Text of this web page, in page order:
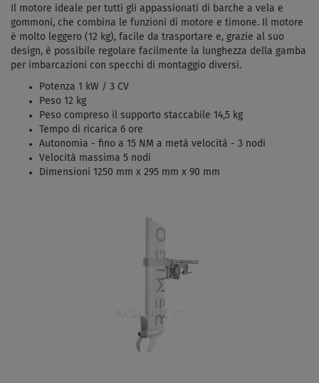
Il motore ideale per tutti gli appassionati di barche a vela e
gommoni, che combina le funzioni di motore e timone. Il motore
è molto leggero (12 kg), facile da trasportare e, grazie al suo
design, è possibile regolare facilmente la lunghezza della gamba
per imbarcazioni con specchi di montaggio diversi.
Potenza 1 kW / 3 CV
Peso 12 kg
Peso compreso il supporto staccabile 14,5 kg
Tempo di ricarica 6 ore
Autonomia - fino a 15 NM a metà velocità - 3 nodi
Velocità massima 5 nodi
Dimensioni 1250 mm x 295 mm x 90 mm